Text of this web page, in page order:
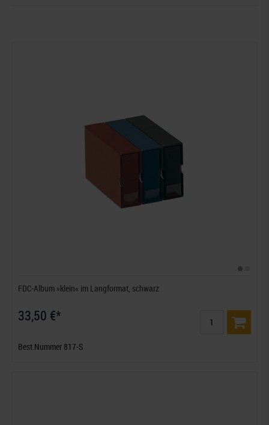
FDC-Album »klein« im Langformat, schwarz
33,50 €*
Best.Nummer 817-S